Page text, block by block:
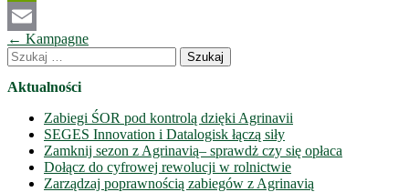
PrintFriendly
Email
Nawigacja
wpisów
← Kampagne
Szukaj:
Aktualności
Zabiegi ŚOR pod kontrolą dzięki Agrinavii
SEGES Innovation i Datalogisk łączą siły
Zamknij sezon z Agrinavią– sprawdż czy się opłaca
Dołącz do cyfrowej rewolucji w rolnictwie
Zarządzaj poprawnością zabiegów z Agrinavią